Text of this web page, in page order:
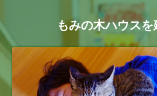
もみの木ハウス